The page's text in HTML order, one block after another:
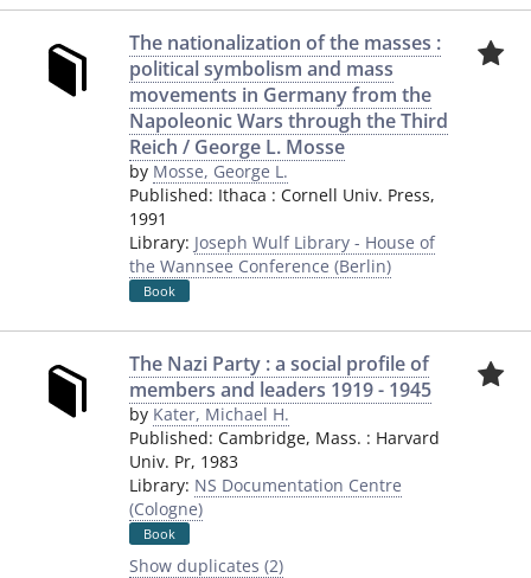
The nationalization of the masses :
political symbolism and mass
movements in Germany from the
Napoleonic Wars through the Third
Reich / George L. Mosse
by Mosse, George L.
Published: Ithaca : Cornell Univ. Press,
1991
Library: Joseph Wulf Library - House of
the Wannsee Conference (Berlin)
Book
The Nazi Party : a social profile of
members and leaders 1919 - 1945
by Kater, Michael H.
Published: Cambridge, Mass. : Harvard
Univ. Pr, 1983
Library: NS Documentation Centre
(Cologne)
Book
Show duplicates (2)